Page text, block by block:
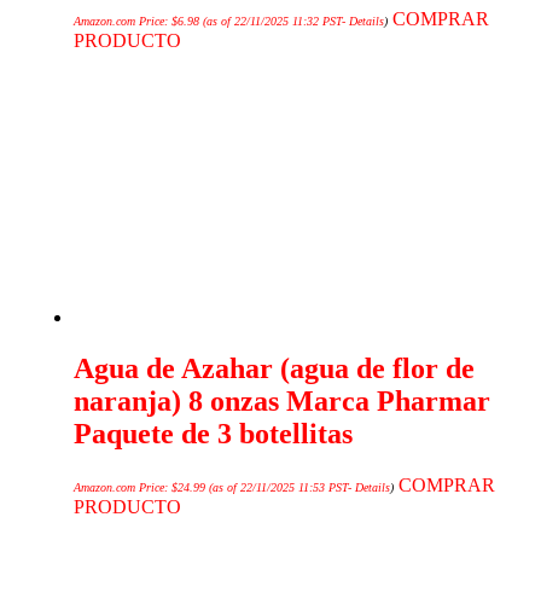
Amazon.com Price:$6.98 (as of 22/11/2025 11:32 PST- Details) COMPRAR
PRODUCTO
Agua de Azahar (agua de flor de
naranja) 8 onzas Marca Pharmar
Paquete de 3 botellitas
Amazon.com Price:$24.99 (as of 22/11/2025 11:53 PST- Details) COMPRAR
PRODUCTO